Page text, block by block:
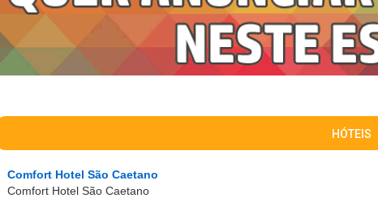
HÓTEIS
Comfort Hotel São Caetano
Comfort Hotel São Caetano